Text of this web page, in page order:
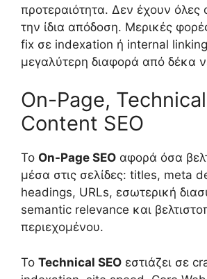
προτεραιότητα. Δεν έχουν όλες
την ίδια απόδοση. Μερικές
fix σε indexation ή internal
μεγαλύτερη διαφορά από δέκα
On-Page,
Content SEO
Το On-Page SEO αφορά όσα
μέσα στις σελίδες: titles, meta
headings, URLs, εσωτερική
semantic relevance και
περιεχομένου.
Το Technical SEO εστιάζει σε